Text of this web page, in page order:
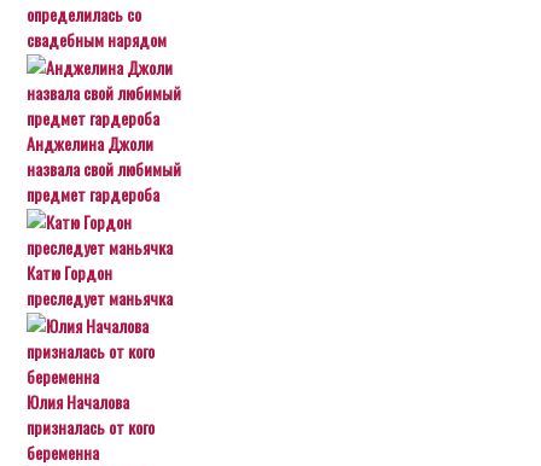
определилась со
свадебным нарядом
Анджелина Джоли
назвала свой любимый
предмет гардероба
Катю Гордон
преследует маньячка
Юлия Началова
призналась от кого
беременна